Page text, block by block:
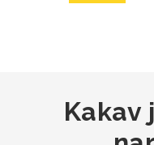
Kakav